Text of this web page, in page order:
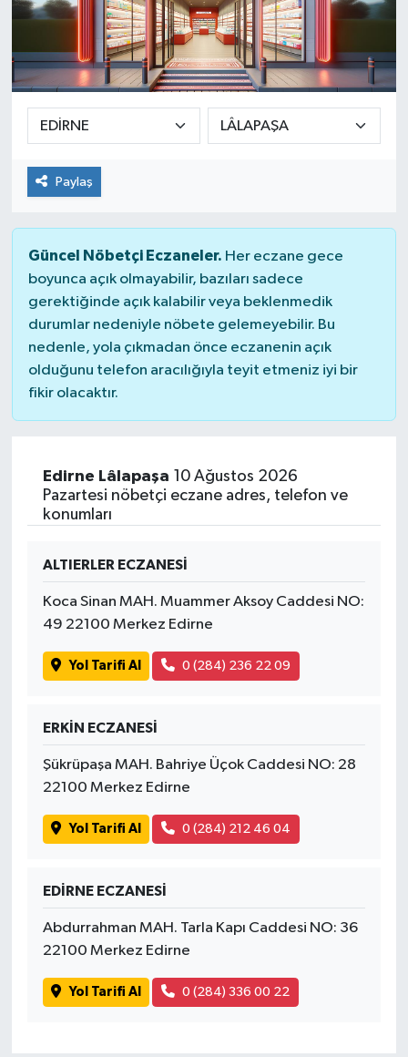
Paylaş
Güncel Nöbetçi Eczaneler. Her eczane gece
boyunca açık olmayabilir, bazıları sadece
gerektiğinde açık kalabilir veya beklenmedik
durumlar nedeniyle nöbete gelemeyebilir. Bu
nedenle, yola çıkmadan önce eczanenin açık
olduğunu telefon aracılığıyla teyit etmeniz iyi bir
fikir olacaktır.
Edirne Lâlapaşa 10 Ağustos 2026
Pazartesi nöbetçi eczane adres, telefon ve
konumları
ALTIERLER ECZANESİ
Koca Sinan MAH. Muammer Aksoy Caddesi NO:
49 22100 Merkez Edirne
Yol Tarifi Al 0 (284) 236 22 09
ERKİN ECZANESİ
Şükrüpaşa MAH. Bahriye Üçok Caddesi NO: 28
22100 Merkez Edirne
Yol Tarifi Al 0 (284) 212 46 04
EDİRNE ECZANESİ
Abdurrahman MAH. Tarla Kapı Caddesi NO: 36
22100 Merkez Edirne
Yol Tarifi Al 0 (284) 336 00 22